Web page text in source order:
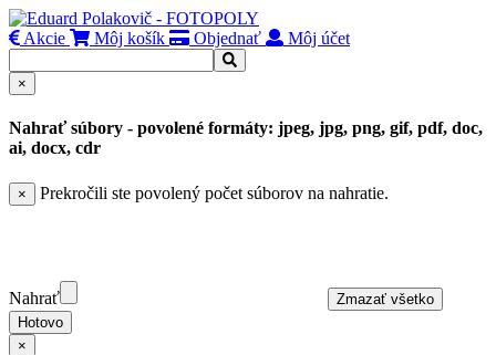
Akcie Môj košík Objednať Môj účet
×
Nahrať súbory - povolené formáty: jpeg, jpg, png, gif, pdf, doc,
ai, docx, cdr
× Prekročili ste povolený počet súborov na nahratie.
Nahrať
Zmazať všetko
Hotovo
×